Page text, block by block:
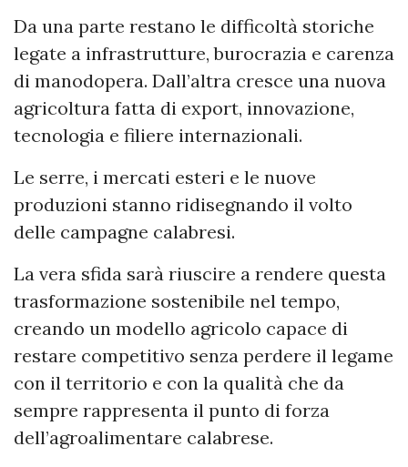
Da una parte restano le difficoltà storiche
legate a infrastrutture, burocrazia e carenza
di manodopera. Dall’altra cresce una nuova
agricoltura fatta di export, innovazione,
tecnologia e filiere internazionali.
Le serre, i mercati esteri e le nuove
produzioni stanno ridisegnando il volto
delle campagne calabresi.
La vera sfida sarà riuscire a rendere questa
trasformazione sostenibile nel tempo,
creando un modello agricolo capace di
restare competitivo senza perdere il legame
con il territorio e con la qualità che da
sempre rappresenta il punto di forza
dell’agroalimentare calabrese.